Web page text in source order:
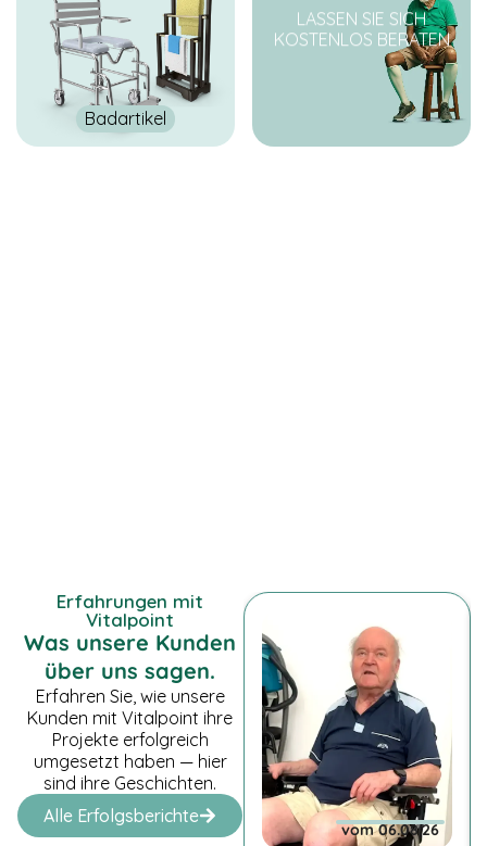
Badartikel
LASSEN SIE SICH
KOSTENLOS BERATEN
Erfahrungen mit
Vitalpoint
Was unsere Kunden
über uns sagen.
Erfahren Sie, wie unsere
Kunden mit Vitalpoint ihre
Projekte erfolgreich
umgesetzt haben — hier
sind ihre Geschichten.
Alle Erfolgsberichte
vom 06.08.26
Webseite,
Surfaktivitäten,
geografischer
Standort, usw.
Diese helfen
uns gewisse
Optimierungen
der Website